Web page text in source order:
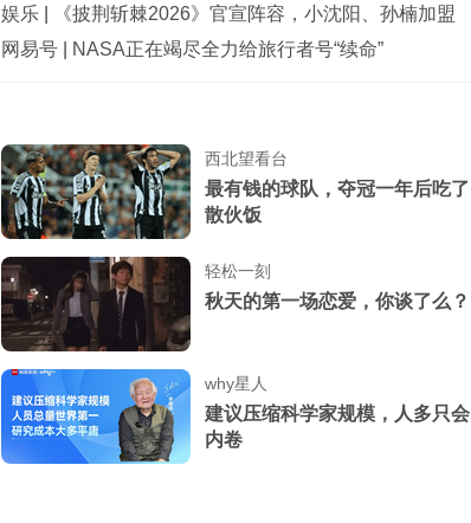
娱乐
《披荆斩棘2026》官宣阵容，小沈阳、孙楠加盟
网易号
NASA正在竭尽全力给旅行者号“续命”
西北望看台
最有钱的球队，夺冠一年后吃了
散伙饭
轻松一刻
秋天的第一场恋爱，你谈了么？
why星人
建议压缩科学家规模，人多只会
内卷